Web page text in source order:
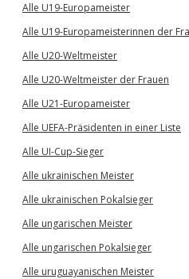
Alle U19-Europameister
Alle U19-Europameisterinnen der
Alle U20-Weltmeister
Alle U20-Weltmeister der Frauen
Alle U21-Europameister
Alle UEFA-Präsidenten in einer Liste
Alle UI-Cup-Sieger
Alle ukrainischen Meister
Alle ukrainischen Pokalsieger
Alle ungarischen Meister
Alle ungarischen Pokalsieger
Alle uruguayanischen Meister